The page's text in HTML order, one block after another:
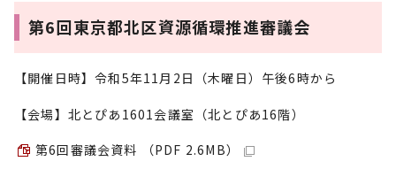
第6回東京都北区資源循環推進審議会
【開催日時】令和5年11月2日（木曜日）午後6時から
【会場】北とぴあ1601会議室（北とぴあ16階）
第6回審議会資料 （PDF 2.6MB）